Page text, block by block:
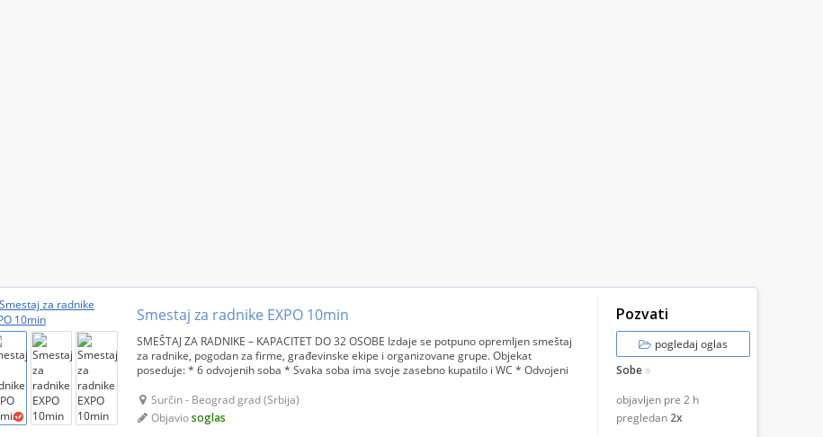
Smestaj za radnike EXPO 10min
SMEŠTAJ ZA RADNIKE – KAPACITET DO 32 OSOBE Izdaje se potpuno opremljen smeštaj
za radnike, pogodan za firme, građevinske ekipe i organizovane grupe. Objekat
poseduje: * 6 odvojenih soba * Svaka soba ima svoje zasebno kupatilo i WC * Odvojeni
Surčin - Beograd grad (Srbija)
Objaviosoglas
Pozvati
pogledaj oglas
Sobe
objavljen pre 2 h
pregledan 2x